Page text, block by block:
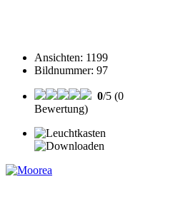
Ansichten: 1199
Bildnummer: 97
0/5 (0
Bewertung)